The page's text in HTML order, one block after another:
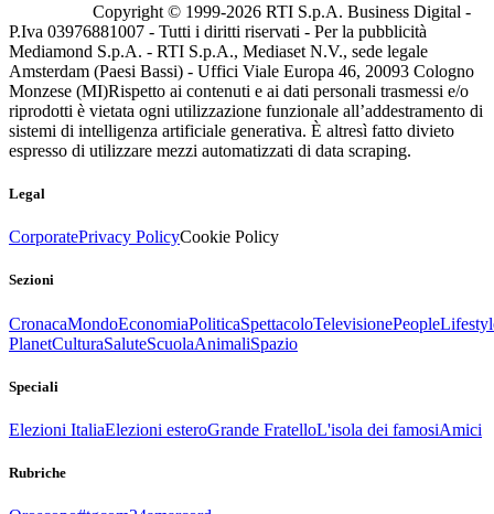
Copyright © 1999-2026 RTI S.p.A. Business Digital -
P.Iva 03976881007 - Tutti i diritti riservati - Per la pubblicità
Mediamond S.p.A. - RTI S.p.A., Mediaset N.V., sede legale
Amsterdam (Paesi Bassi) - Uffici Viale Europa 46, 20093 Cologno
Monzese (MI)Rispetto ai contenuti e ai dati personali trasmessi e/o
riprodotti è vietata ogni utilizzazione funzionale all’addestramento di
sistemi di intelligenza artificiale generativa. È altresì fatto divieto
espresso di utilizzare mezzi automatizzati di data scraping.
Legal
CorporatePrivacy PolicyCookie Policy
Sezioni
CronacaMondoEconomiaPoliticaSpettacoloTelevisionePeople
PlanetCulturaSaluteScuolaAnimaliSpazio
Speciali
Elezioni ItaliaElezioni esteroGrande FratelloL'isola dei famosiAmici
Rubriche